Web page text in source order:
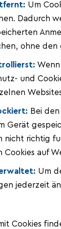
Um
Dadurch
ohne
und
Bei
Gerät
nicht richtig
auf
Um
jederzeit
Cookies